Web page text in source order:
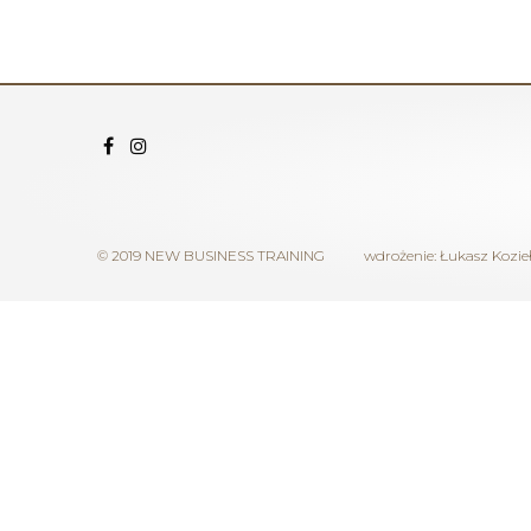
© 2019 NEW BUSINESS TRAINING wdrożenie: Łukasz Kozieł